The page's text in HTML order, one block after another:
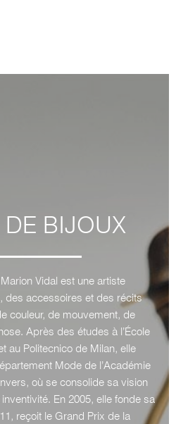
DE BIJOUX
Vidal est une artiste
des accessoires et des récits
couleur, de mouvement, de
Après des études à l’École
au Politecnico de Milan, elle
Mode de l’Académie
où se consolide sa vision
En 2005, elle fonde sa
reçoit le Grand Prix de la